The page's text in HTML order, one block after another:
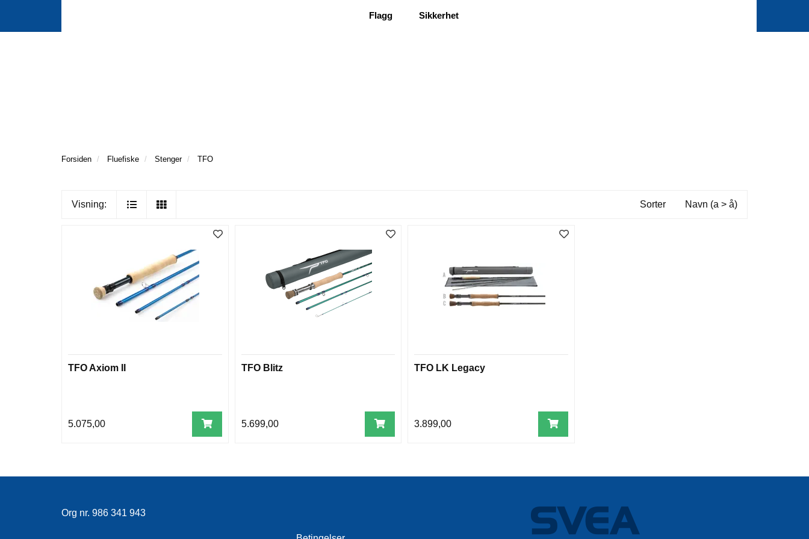
Flagg Sikkerhet
Forsiden Fluefiske Stenger TFO
Visning: Sorter Navn (a > å)
TFO Axiom II
5.075,00
TFO Blitz
5.699,00
TFO LK Legacy
3.899,00
Org nr. 986 341 943